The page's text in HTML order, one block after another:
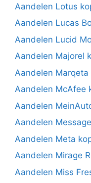
Aandelen Lotus
Aandelen Lucas
Aandelen Lucid
Aandelen Majorel
Aandelen Marqeta
Aandelen McAfee
Aandelen
Aandelen
Aandelen Meta
Aandelen Mirage
Aandelen Miss